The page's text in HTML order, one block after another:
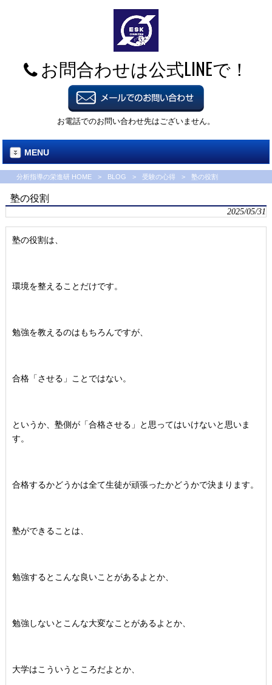
お問合わせは公式LINEで！
お電話でのお問い合わせ先はございません。
MENU
分析指導の栄進研 HOME > BLOG > 受験の心得 > 塾の役割
塾の役割
2025/05/31
塾の役割は、
環境を整えることだけです。
勉強を教えるのはもちろんですが、
合格「させる」ことではない。
というか、塾側が「合格させる」と思ってはいけないと思いま
す。
合格するかどうかは全て生徒が頑張ったかどうかで決まります。
塾ができることは、
勉強するとこんな良いことがあるよとか、
勉強しないとこんな大変なことがあるよとか、
大学はこういうところだよとか、